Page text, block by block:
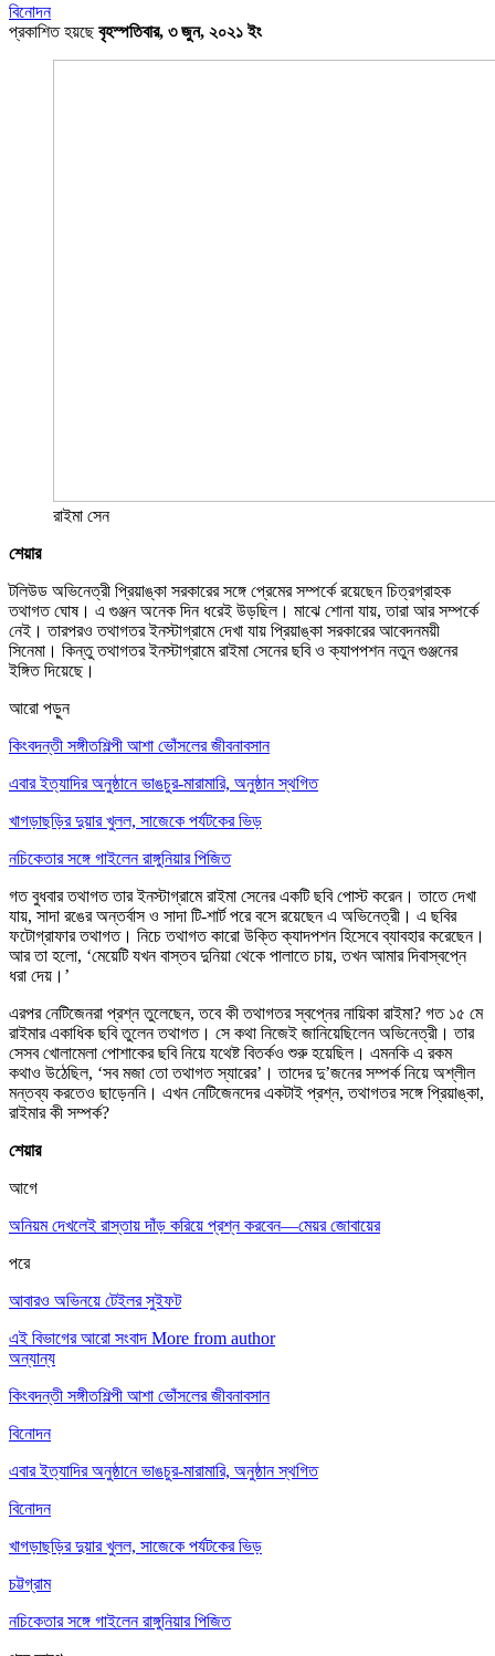
বিনোদন
প্রকাশিত হয়ছেবৃহস্পতিবার, ৩ জুন, ২০২১ ইং
রাইমা সেন
শেয়ার
টলিউড অভিনেত্রী প্রিয়াঙ্কা সরকারের সঙ্গে প্রেমের সম্পর্কে রয়েছেন চিত্রগ্রাহক
তথাগত ঘোষ। এ গুঞ্জন অনেক দিন ধরেই উড়ছিল। মাঝে শোনা যায়, তারা আর সম্পর্কে
নেই। তারপরও তথাগতর ইনস্টাগ্রামে দেখা যায় প্রিয়াঙ্কা সরকারের আবেদনময়ী
সিনেমা। কিন্তু তথাগতর ইনস্টাগ্রামে রাইমা সেনের ছবি ও ক্যাপপশন নতুন গুঞ্জনের
ইঙ্গিত দিয়েছে।
আরো পড়ুন
কিংবদন্তী সঙ্গীতশিল্পী আশা ভোঁসলের জীবনাবসান
এবার ইত্যাদির অনুষ্ঠানে ভাঙচুর-মারামারি, অনুষ্ঠান স্থগিত
খাগড়াছড়ির দুয়ার খুলল, সাজেকে পর্যটকের ভিড়
নচিকেতার সঙ্গে গাইলেন রাঙ্গুনিয়ার পিজিত
গত বুধবার তথাগত তার ইনস্টাগ্রামে রাইমা সেনের একটি ছবি পোস্ট করেন। তাতে দেখা
যায়, সাদা রঙের অন্তর্বাস ও সাদা টি-শার্ট পরে বসে রয়েছেন এ অভিনেত্রী। এ ছবির
ফটোগ্রাফার তথাগত। নিচে তথাগত কারো উক্তি ক্যাদপশন হিসেবে ব্যাবহার করেছেন।
আর তা হলো, ‘মেয়েটি যখন বাস্তব দুনিয়া থেকে পালাতে চায়, তখন আমার দিবাস্বপ্নে
ধরা দেয়।’
এরপর নেটিজেনরা প্রশ্ন তুলেছেন, তবে কী তথাগতর স্বপ্নের নায়িকা রাইমা? গত ১৫ মে
রাইমার একাধিক ছবি তুলেন তথাগত। সে কথা নিজেই জানিয়েছিলেন অভিনেত্রী। তার
সেসব খোলামেলা পোশাকের ছবি নিয়ে যথেষ্ট বিতর্কও শুরু হয়েছিল। এমনকি এ রকম
কথাও উঠেছিল, ‘সব মজা তো তথাগত স্যারের’। তাদের দু’জনের সম্পর্ক নিয়ে অশ্লীল
মন্তব্য করতেও ছাড়েননি। এখন নেটিজেনদের একটাই প্রশ্ন, তথাগতর সঙ্গে প্রিয়াঙ্কা,
রাইমার কী সম্পর্ক?
শেয়ার
আগে
অনিয়ম দেখলেই রাস্তায় দাঁড় করিয়ে প্রশ্ন করবেন—মেয়র জোবায়ের
পরে
আবারও অভিনয়ে টেইলর সুইফট
এই বিভাগের আরো সংবাদ More from author
অন্যান্য
কিংবদন্তী সঙ্গীতশিল্পী আশা ভোঁসলের জীবনাবসান
বিনোদন
এবার ইত্যাদির অনুষ্ঠানে ভাঙচুর-মারামারি, অনুষ্ঠান স্থগিত
বিনোদন
খাগড়াছড়ির দুয়ার খুলল, সাজেকে পর্যটকের ভিড়
চট্টগ্রাম
নচিকেতার সঙ্গে গাইলেন রাঙ্গুনিয়ার পিজিত